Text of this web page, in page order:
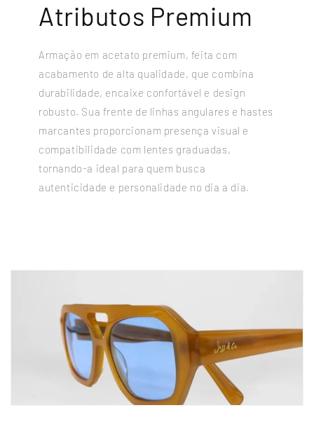
Atributos Premium
Armação em acetato premium, feita com
acabamento de alta qualidade, que combina
durabilidade, encaixe confortável e design
robusto. Sua frente de linhas angulares e hastes
marcantes proporcionam presença visual e
compatibilidade com lentes graduadas,
tornando-a ideal para quem busca
autenticidade e personalidade no dia a dia.